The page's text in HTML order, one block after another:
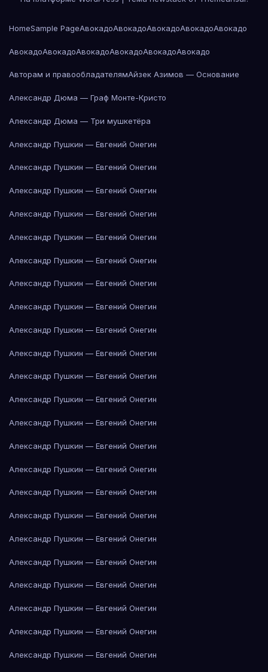
HomeSample PageАвокадоАвокадоАвокадоАвокадоАвокадо
АвокадоАвокадоАвокадоАвокадоАвокадоАвокадо
Авторам и правообладателямАйзек Азимов — Основание
Александр Дюма — Граф Монте-Кристо
Александр Дюма — Три мушкетёра
Александр Пушкин — Евгений Онегин
Александр Пушкин — Евгений Онегин
Александр Пушкин — Евгений Онегин
Александр Пушкин — Евгений Онегин
Александр Пушкин — Евгений Онегин
Александр Пушкин — Евгений Онегин
Александр Пушкин — Евгений Онегин
Александр Пушкин — Евгений Онегин
Александр Пушкин — Евгений Онегин
Александр Пушкин — Евгений Онегин
Александр Пушкин — Евгений Онегин
Александр Пушкин — Евгений Онегин
Александр Пушкин — Евгений Онегин
Александр Пушкин — Евгений Онегин
Александр Пушкин — Евгений Онегин
Александр Пушкин — Евгений Онегин
Александр Пушкин — Евгений Онегин
Александр Пушкин — Евгений Онегин
Александр Пушкин — Евгений Онегин
Александр Пушкин — Евгений Онегин
Александр Пушкин — Евгений Онегин
Александр Пушкин — Евгений Онегин
Александр Пушкин — Евгений Онегин